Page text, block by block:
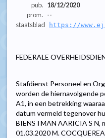
pub.
18/12/2020
prom.
--
staatsblad
https://
FEDERALE
Stafdienst Personeel en
worden de hiernavolgende
A1, in een betrekking
datum vermeld tegenover
BIENSTMAN AARICIA S N,
01.03.2020 M.